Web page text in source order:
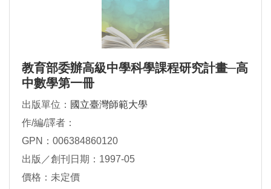
教育部委辦高級中學科學課程研究計畫─高
中數學第一冊
出版單位： 國立臺灣師範大學
作/編/譯者：
GPN：006384860120
出版／創刊日期：1997-05
價格：未定價